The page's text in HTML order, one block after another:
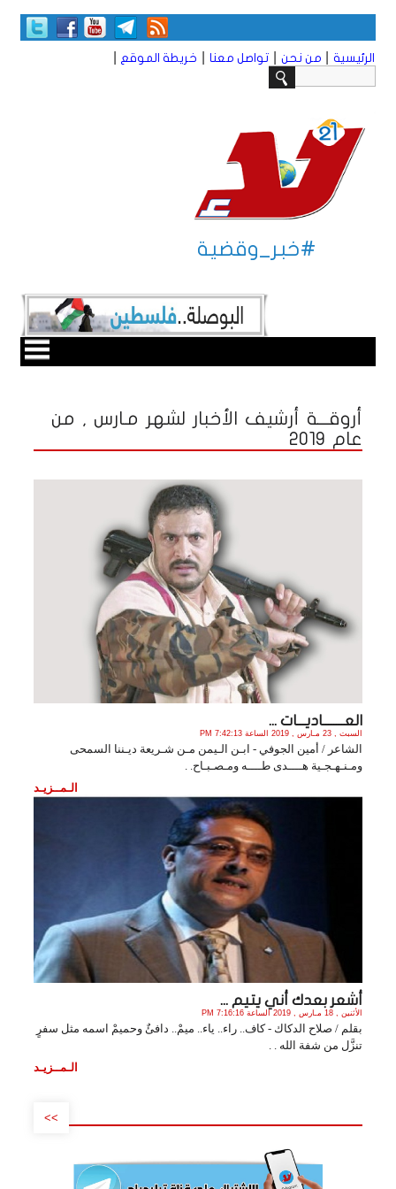
الرئيسية من نحن تواصل معنا خريطة الموقع
#خبر_وقضية
أروقـــة أرشيف الأخبار لشهر مـارس , من
عام 2019
العــــــــاديـــات ...
السبت , 23 مـارس , 2019 الساعة 7:42:13 PM
الشاعر / أمين الجوفي - ابـن الـيمن مـن شـريعة ديـننا السمحى
ومـنـهـجـية هــــدى طــــه ومـصـبـاح. .
الـمــزيـد
أشعر بعدك أني يتيم ...
الأثنين , 18 مـارس , 2019 الساعة 7:16:16 PM
بقلم / صلاح الدكاك - كاف.. راء.. ياء.. ميمْ.. دافئٌ وحميمْ اسمه مثل سفرٍ
تنزَّل من شفة الله . .
الـمــزيـد
>>